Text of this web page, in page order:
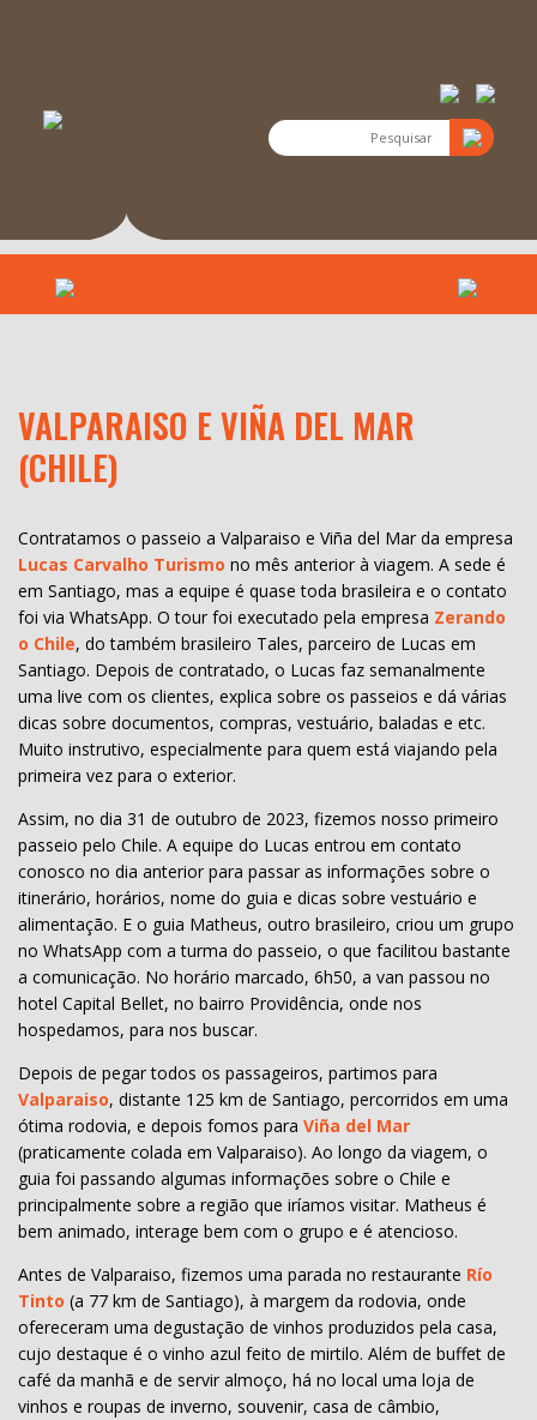
VALPARAISO E VIÑA DEL MAR
(CHILE)
Contratamos o passeio a Valparaiso e Viña del Mar da empresa
Lucas Carvalho Turismo no mês anterior à viagem. A sede é
em Santiago, mas a equipe é quase toda brasileira e o contato
foi via WhatsApp. O tour foi executado pela empresa Zerando
o Chile, do também brasileiro Tales, parceiro de Lucas em
Santiago. Depois de contratado, o Lucas faz semanalmente
uma live com os clientes, explica sobre os passeios e dá várias
dicas sobre documentos, compras, vestuário, baladas e etc.
Muito instrutivo, especialmente para quem está viajando pela
primeira vez para o exterior.
Assim, no dia 31 de outubro de 2023, fizemos nosso primeiro
passeio pelo Chile. A equipe do Lucas entrou em contato
conosco no dia anterior para passar as informações sobre o
itinerário, horários, nome do guia e dicas sobre vestuário e
alimentação. E o guia Matheus, outro brasileiro, criou um grupo
no WhatsApp com a turma do passeio, o que facilitou bastante
a comunicação. No horário marcado, 6h50, a van passou no
hotel Capital Bellet, no bairro Providência, onde nos
hospedamos, para nos buscar.
Depois de pegar todos os passageiros, partimos para
Valparaiso, distante 125 km de Santiago, percorridos em uma
ótima rodovia, e depois fomos para Viña del Mar
(praticamente colada em Valparaiso). Ao longo da viagem, o
guia foi passando algumas informações sobre o Chile e
principalmente sobre a região que iríamos visitar. Matheus é
bem animado, interage bem com o grupo e é atencioso.
Antes de Valparaiso, fizemos uma parada no restaurante Río
Tinto (a 77 km de Santiago), à margem da rodovia, onde
ofereceram uma degustação de vinhos produzidos pela casa,
cujo destaque é o vinho azul feito de mirtilo. Além de buffet de
café da manhã e de servir almoço, há no local uma loja de
vinhos e roupas de inverno, souvenir, casa de câmbio,